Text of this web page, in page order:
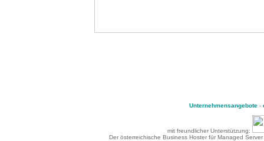
Unternehmensangebote-
mit freundlicher Unterstützung:
Der österreichische Business Hoster für Managed